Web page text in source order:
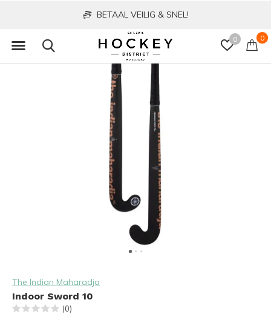
0 0
BETAAL VEILIG & SNEL!
The Indian Maharadja
Indoor Sword 10
(0)